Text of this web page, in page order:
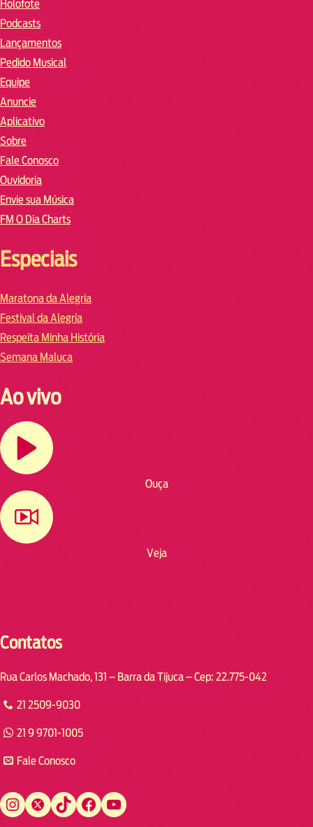
Holofote
Podcasts
Lançamentos
Pedido Musical
Equipe
Anuncie
Aplicativo
Sobre
Fale Conosco
Ouvidoria
Envie sua Música
FM O Dia Charts
Especiais
Maratona da Alegria
Festival da Alegria
Respeita Minha História
Semana Maluca
Ao vivo
Ouça
Veja
Contatos
Rua Carlos Machado, 131 – Barra da Tijuca – Cep: 22.775-042
21 2509-9030
21 9 9701-1005
Fale Conosco
Instagram Twitter TikTok Facebook YouTube